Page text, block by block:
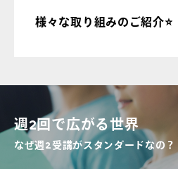
様々な取り組みのご紹介⭐️
週2回で広がる世界
なぜ週2受講がスタンダードなの？